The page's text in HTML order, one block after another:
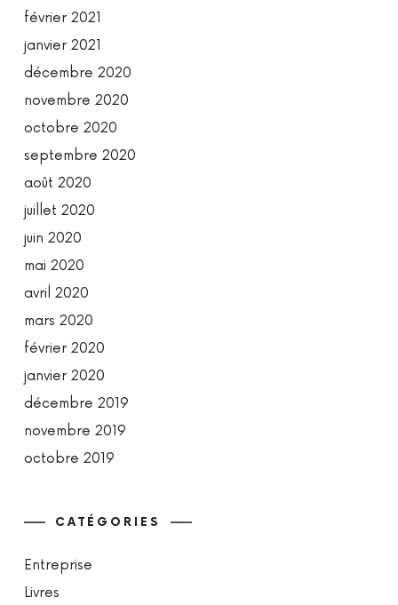
février 2021
janvier 2021
décembre 2020
novembre 2020
octobre 2020
septembre 2020
août 2020
juillet 2020
juin 2020
mai 2020
avril 2020
mars 2020
février 2020
janvier 2020
décembre 2019
novembre 2019
octobre 2019
CATÉGORIES
Entreprise
Livres